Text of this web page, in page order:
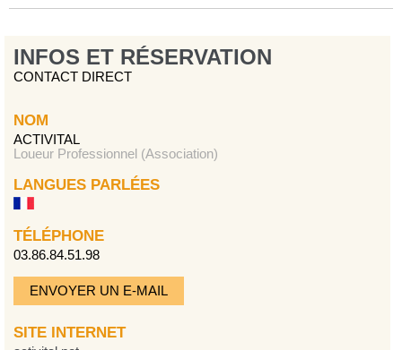
INFOS ET RÉSERVATION
CONTACT DIRECT
NOM
ACTIVITAL
Loueur Professionnel (Association)
LANGUES PARLÉES
TÉLÉPHONE
03.86.84.51.98
ENVOYER UN E-MAIL
SITE INTERNET